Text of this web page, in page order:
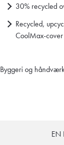
30% recycled
Recycled,
CoolMax-cover
Byggeri og
EN